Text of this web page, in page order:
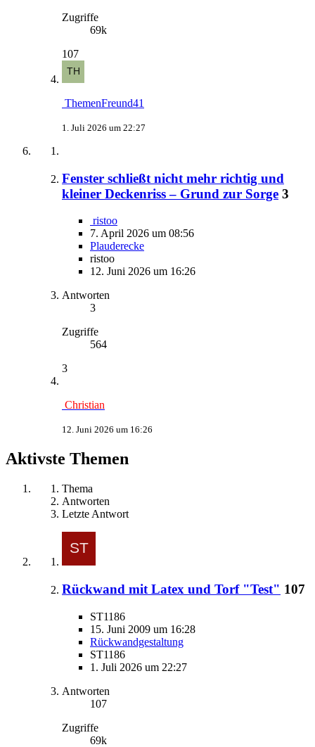
Zugriffe
69k
107
ThemenFreund41
1. Juli 2026 um 22:27
Fenster schließt nicht mehr richtig und
kleiner Deckenriss – Grund zur Sorge 3
ristoo
7. April 2026 um 08:56
Plauderecke
ristoo
12. Juni 2026 um 16:26
Antworten
3
Zugriffe
564
3
Christian
12. Juni 2026 um 16:26
Aktivste Themen
Thema
Antworten
Letzte Antwort
Rückwand mit Latex und Torf "Test" 107
ST1186
15. Juni 2009 um 16:28
Rückwandgestaltung
ST1186
1. Juli 2026 um 22:27
Antworten
107
Zugriffe
69k